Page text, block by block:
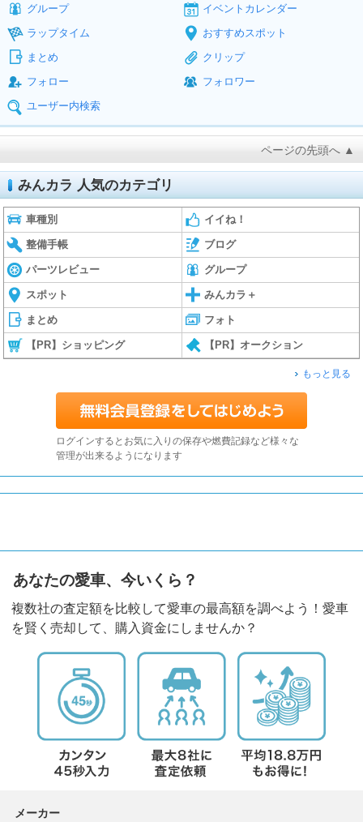
グループ
イベントカレンダー
ラップタイム
おすすめスポット
まとめ
クリップ
フォロー
フォロワー
ユーザー内検索
ページの先頭へ ▲
みんカラ 人気のカテゴリ
車種別 イイね！
整備手帳 ブログ
パーツレビュー グループ
スポット みんカラ＋
まとめ フォト
【PR】ショッピング 【PR】オークション
もっと見る
ログインするとお気に入りの保存や燃費記録など様々な
管理が出来るようになります
あなたの愛車、今いくら？
複数社の査定額を比較して愛車の最高額を調べよう！愛車
を賢く売却して、購入資金にしませんか？
メーカー